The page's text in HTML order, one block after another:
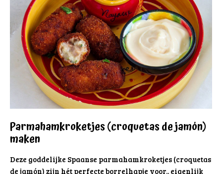
Parmahamkroketjes (croquetas de jamón)
maken
Deze goddelijke Spaanse parmahamkroketjes (croquetas
de jamón) zijn hét perfecte borrelhapje voor.. eigenlijk